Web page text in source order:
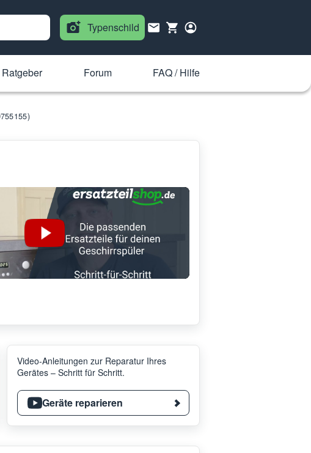
Typenschild
Ratgeber Forum FAQ / Hilfe
Video-Anleitungen zur Reparatur Ihres
Gerätes – Schritt für Schritt.
Geräte reparieren